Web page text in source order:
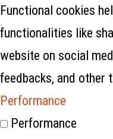
Functional cookies
functionalities like
website on social
feedbacks, and other
Performance
Performance